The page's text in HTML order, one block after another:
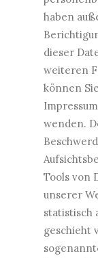
haben
dieser
weiteren
können
wenden.
Tools von
unserer
statistisch
geschieht